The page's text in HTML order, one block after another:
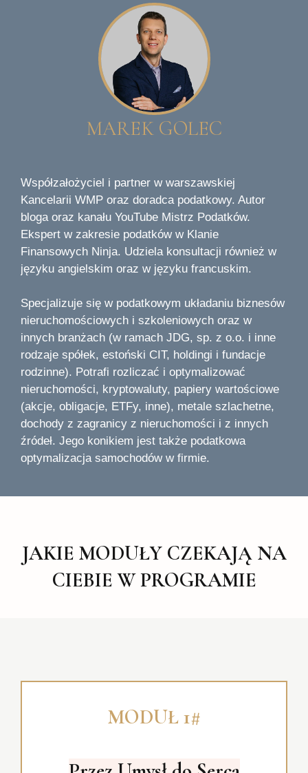
MAREK GOLEC
Współzałożyciel i partner w warszawskiej
Kancelarii WMP oraz doradca podatkowy. Autor
bloga oraz kanału YouTube Mistrz Podatków.
Ekspert w zakresie podatków w Klanie
Finansowych Ninja. Udziela konsultacji również w
języku angielskim oraz w języku francuskim.
Specjalizuje się w podatkowym układaniu biznesów
nieruchomościowych i szkoleniowych oraz w
innych branżach (w ramach JDG, sp. z o.o. i inne
rodzaje spółek, estoński CIT, holdingi i fundacje
rodzinne). Potrafi rozliczać i optymalizować
nieruchomości, kryptowaluty, papiery wartościowe
(akcje, obligacje, ETFy, inne), metale szlachetne,
dochody z zagranicy z nieruchomości i z innych
źródeł. Jego konikiem jest także podatkowa
optymalizacja samochodów w firmie.
JAKIE MODUŁY CZEKAJĄ NA
CIEBIE W PROGRAMIE
MODUŁ 1#